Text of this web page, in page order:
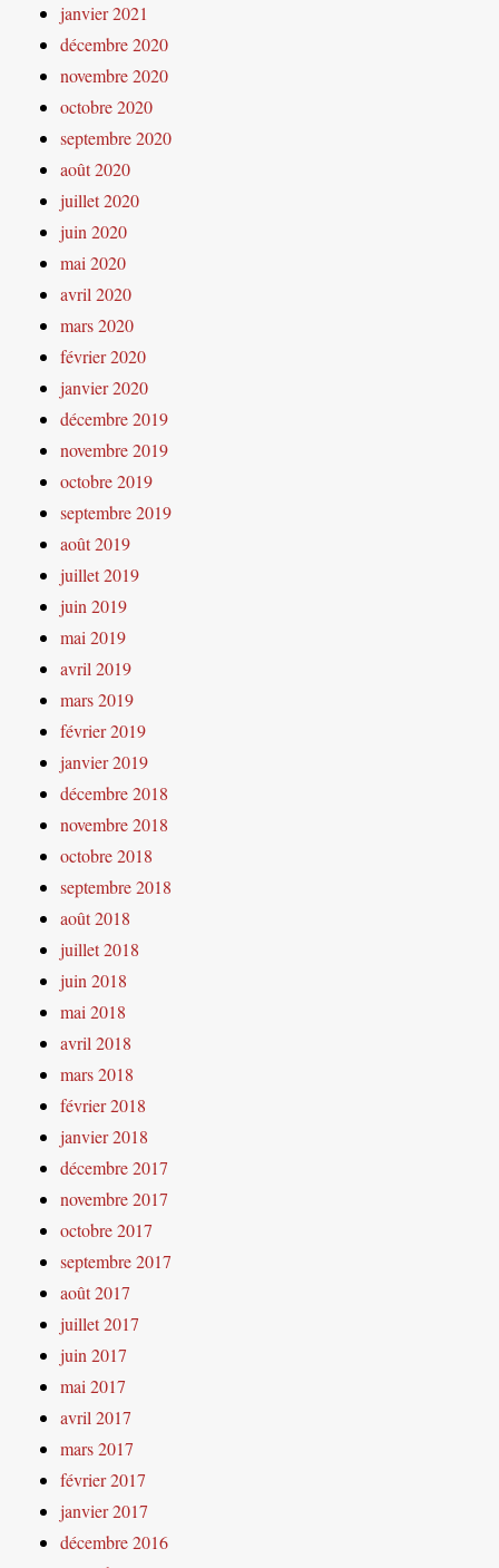
janvier 2021
décembre 2020
novembre 2020
octobre 2020
septembre 2020
août 2020
juillet 2020
juin 2020
mai 2020
avril 2020
mars 2020
février 2020
janvier 2020
décembre 2019
novembre 2019
octobre 2019
septembre 2019
août 2019
juillet 2019
juin 2019
mai 2019
avril 2019
mars 2019
février 2019
janvier 2019
décembre 2018
novembre 2018
octobre 2018
septembre 2018
août 2018
juillet 2018
juin 2018
mai 2018
avril 2018
mars 2018
février 2018
janvier 2018
décembre 2017
novembre 2017
octobre 2017
septembre 2017
août 2017
juillet 2017
juin 2017
mai 2017
avril 2017
mars 2017
février 2017
janvier 2017
décembre 2016